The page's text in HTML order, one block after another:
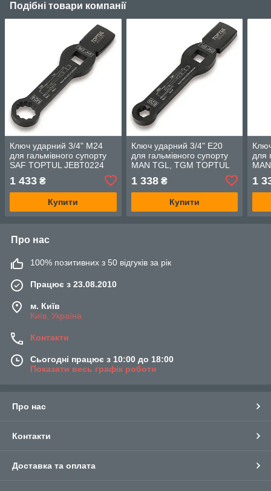
Подібні товари компанії
Ключ ударний 3/4" M24
для гальмівного супорту
SAF TOPTUL JEBT0224
1 433 ₴
Купити
Ключ ударний 3/4" E20
для гальмівного супорту
MAN TGL, TGM TOPTUL
1 338₴
Купити
для
1
Про нас
100% позитивних з 50 відгуків за рік
Працює з 23.08.2010
м. Київ
Київ, Україна
Контакти
Сьогодні працює з 10:00 до 18:00
Показати весь графік роботи
Про нас
Контакти
Доставка та оплата